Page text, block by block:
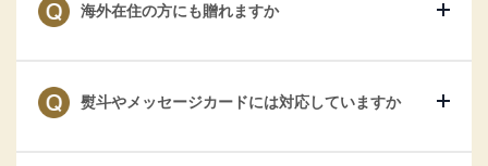
海外在住の方にも贈れますか
熨斗やメッセージカードには対応していますか